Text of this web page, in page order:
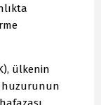
ülkenin
huzurunun